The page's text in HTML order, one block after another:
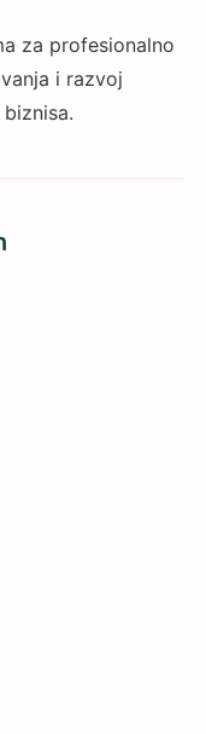
za profesionalno
i razvoj